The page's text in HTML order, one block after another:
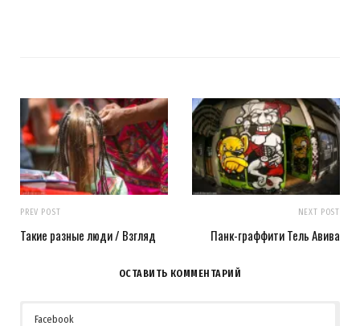
PREV POST
Такие разные люди / Взгляд
NEXT POST
Панк-граффити Тель Авива
ОСТАВИТЬ КОММЕНТАРИЙ
Facebook